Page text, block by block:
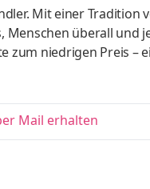
Mit einer Tradition
Menschen überall und
zum niedrigen Preis –
wie möglich zu
Talent und
5.500 Filialen und
Mail erhalten